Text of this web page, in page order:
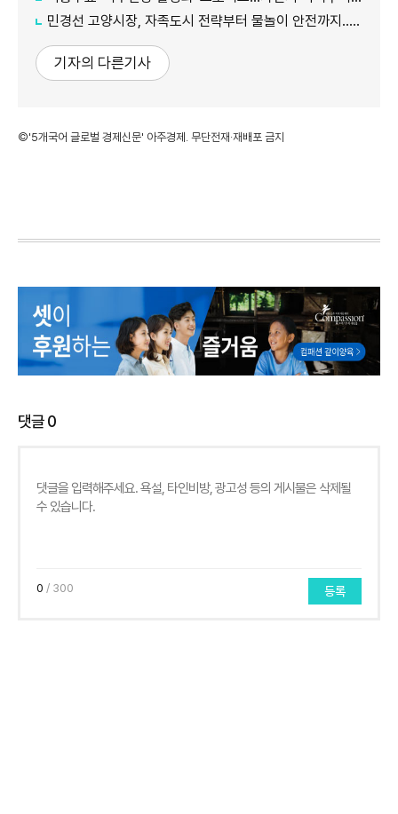
민경선 고양시장, 자족도시 전략부터 물놀이 안전까지...민선 9기 현장행정 속도
기자의 다른기사
©'5개국어 글로벌 경제신문' 아주경제. 무단전재·재배포 금지
댓글0
0 / 300 등록